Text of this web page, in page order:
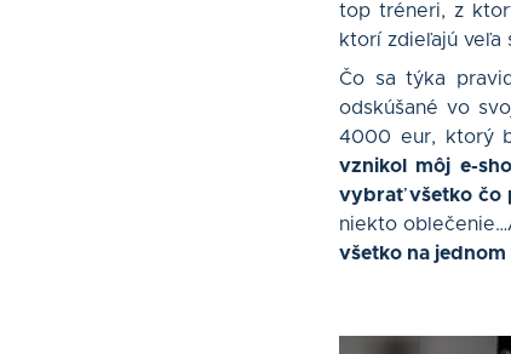
top tréneri, z
ktorí zdieľajú veľa
Čo sa týka
odskúšané vo
4000 eur, ktorý
vznikol môj e-
vybrať všetko čo
niekto
všetko na jednom